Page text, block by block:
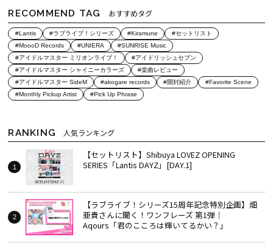
RECOMMEND TAG おすすめタグ
#Lantis #ラブライブ！シリーズ #Kiramune
#セットリスト
#MoooD Records
#UNIERA
#SUNRISE Music
#アイドルマスター ミリオンライブ！
#アイドリッシュセブン
#アイドルマスター シャイニーカラーズ
#楽曲レビュー
#アイドルマスター SideM
#akogare records #開封紹介
#Favorite Scene
#Monthly Pickup Artist
#Pick Up Phrase
RANKING 人気ランキング
【セットリスト】Shibuya LOVEZ OPENING
SERIES「Lantis DAYZ」[DAY.1]
【ラブライブ！シリーズ15周年記念特別企画】畑
亜貴さんに聞く！ワンフレーズ 第1弾｜
Aqours「君のこころは輝いてるかい？」